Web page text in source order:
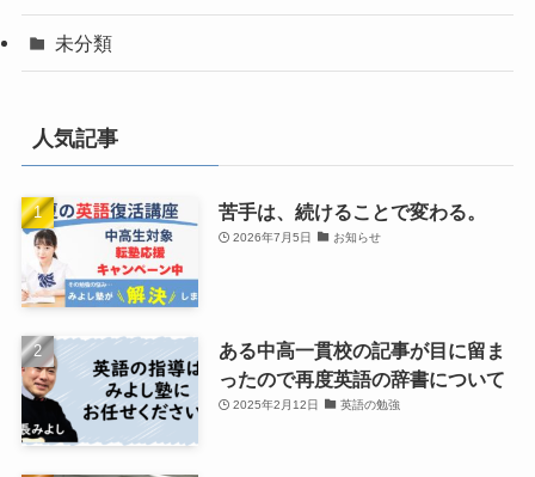
未分類
人気記事
苦手は、続けることで変わる。
2026年7月5日 お知らせ
ある中高一貫校の記事が目に留ま
ったので再度英語の辞書について
2025年2月12日 英語の勉強